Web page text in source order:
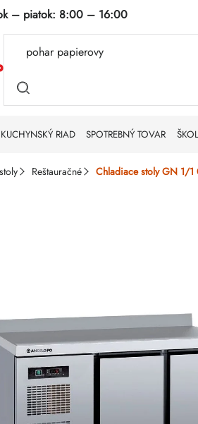
– piatok: 8:00 – 16:00
KUCHYNSKÝ RIAD SPOTREBNÝ TOVAR
Reštauračné Chladiace stoly GN 1/1